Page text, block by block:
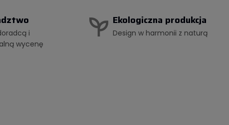
i
wycenę
Ekologiczna produkcja
Design w harmonii z naturą